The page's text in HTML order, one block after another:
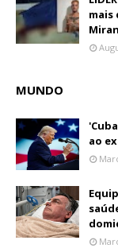
mais
MUNDO
ao